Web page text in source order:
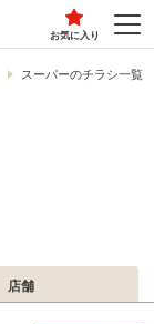
お気に入り
スーパーのチラシ一覧
店舗